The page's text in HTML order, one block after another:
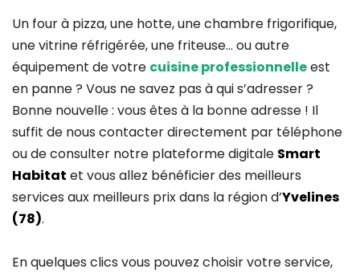
Un four à pizza, une hotte, une chambre frigorifique,
une vitrine réfrigérée, une friteuse… ou autre
équipement de votre cuisine professionnelleest
en panne ? Vous ne savez pas à qui s’adresser ?
Bonne nouvelle : vous êtes à la bonne adresse ! Il
suffit de nous contacter directement par téléphone
ou de consulter notre plateforme digitale Smart
Habitat et vous allez bénéficier des meilleurs
services aux meilleurs prix dans la région d’Yvelines
(78).
En quelques clics vous pouvez choisir votre service,